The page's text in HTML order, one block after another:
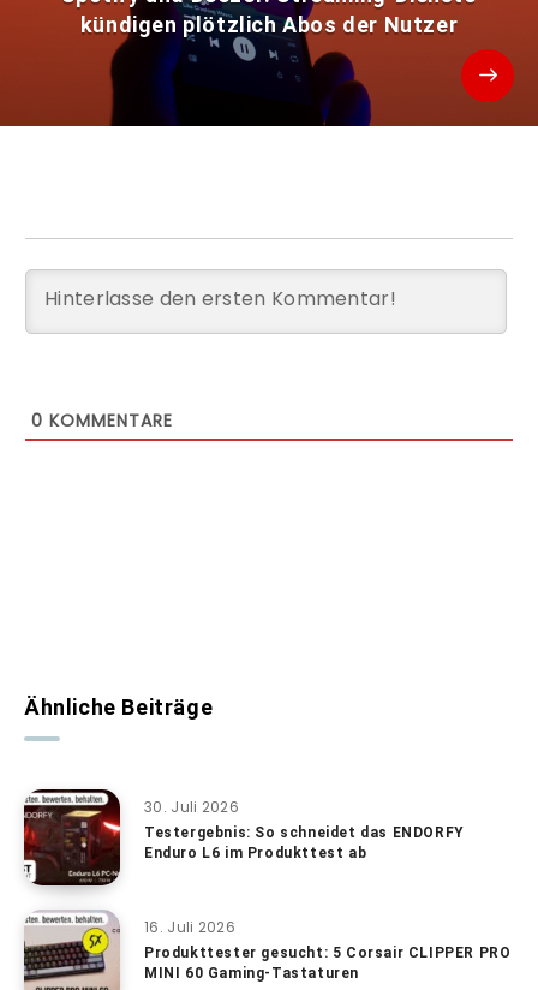
kündigen plötzlich Abos der Nutzer
0 KOMMENTARE
Ähnliche Beiträge
30. Juli 2026
Testergebnis: So schneidet das ENDORFY
Enduro L6 im Produkttest ab
16. Juli 2026
Produkttester gesucht: 5 Corsair CLIPPER PRO
MINI 60 Gaming-Tastaturen